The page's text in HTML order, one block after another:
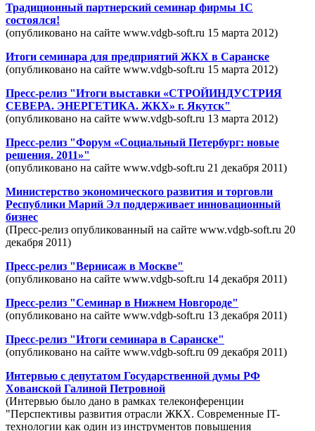
Традиционный партнерский семинар фирмы 1С
состоялся!
(опубликовано на сайте www.vdgb-soft.ru 15 марта 2012)
Итоги семинара для предприятий ЖКХ в Саранске
(опубликовано на сайте www.vdgb-soft.ru 15 марта 2012)
Пресс-релиз "Итоги выставки «СТРОЙИНДУСТРИЯ
СЕВЕРА. ЭНЕРГЕТИКА. ЖКХ» г. Якутск"
(опубликовано на сайте www.vdgb-soft.ru 13 марта 2012)
Пресс-релиз "Форум «Социальный Петербург: новые
решения. 2011»"
(опубликовано на сайте www.vdgb-soft.ru 21 декабря 2011)
Министерство экономического развития и торговли
Республики Марий Эл поддерживает инновационный
бизнес
(Пресс-релиз опубликованный на сайте www.vdgb-soft.ru 20
декабря 2011)
Пресс-релиз "Вернисаж в Москве"
(опубликовано на сайте www.vdgb-soft.ru 14 декабря 2011)
Пресс-релиз "Семинар в Нижнем Новгороде"
(опубликовано на сайте www.vdgb-soft.ru 13 декабря 2011)
Пресс-релиз "Итоги семинара в Саранске"
(опубликовано на сайте www.vdgb-soft.ru 09 декабря 2011)
Интервью с депутатом Государственной думы РФ
Хованской Галиной Петровной
(Интервью было дано в рамках телеконференции
"Перспективы развития отрасли ЖКХ. Современные IT-
технологии как один из инструментов повышения